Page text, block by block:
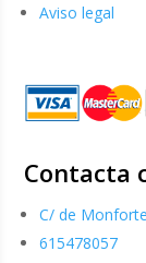
Aviso legal
Contacta
C/ de
615478057